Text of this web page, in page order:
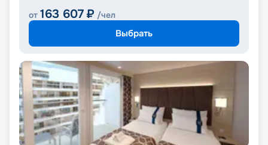
от 163 607 ₽ /чел
Выбрать